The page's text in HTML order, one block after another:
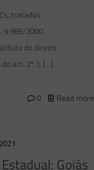
tratadas
9.985/2000,
do direito
art. 2º, I, […]
0 Read more
Goiás